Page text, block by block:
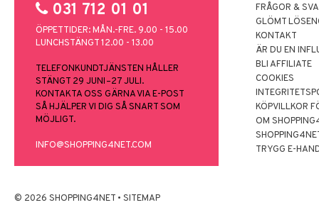
031 712 01 01
ÖPPETTIDER: MÅN.-FRE. 9.00 - 15.00
LUNCHSTÄNGT 12.00 - 13.00
TELEFONKUNDTJÄNSTEN HÅLLER
STÄNGT 29 JUNI–27 JULI.
KONTAKTA OSS GÄRNA VIA E-POST
SÅ HJÄLPER VI DIG SÅ SNART SOM
MÖJLIGT.
INFO@SHOPPING4NET.COM
FRÅGOR &
GLÖMT
KONTAKT
ÄR DU EN
BLI AFFILIATE
COOKIES
KÖPVILLKOR
OM
TRYGG E-
© 2026 SHOPPING4NET • SITEMAP